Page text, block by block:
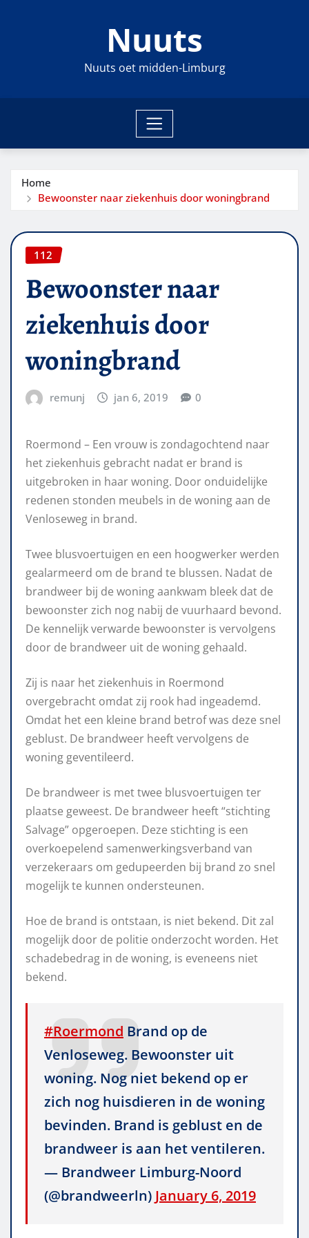
Nuuts
Nuuts oet midden-Limburg
Home
Bewoonster naar ziekenhuis door woningbrand
112
Bewoonster naar
ziekenhuis door
woningbrand
remunj jan 6, 2019 0
Roermond – Een vrouw is zondagochtend naar
het ziekenhuis gebracht nadat er brand is
uitgebroken in haar woning. Door onduidelijke
redenen stonden meubels in de woning aan de
Venloseweg in brand.
Twee blusvoertuigen en een hoogwerker werden
gealarmeerd om de brand te blussen. Nadat de
brandweer bij de woning aankwam bleek dat de
bewoonster zich nog nabij de vuurhaard bevond.
De kennelijk verwarde bewoonster is vervolgens
door de brandweer uit de woning gehaald.
Zij is naar het ziekenhuis in Roermond
overgebracht omdat zij rook had ingeademd.
Omdat het een kleine brand betrof was deze snel
geblust. De brandweer heeft vervolgens de
woning geventileerd.
De brandweer is met twee blusvoertuigen ter
plaatse geweest. De brandweer heeft “stichting
Salvage” opgeroepen. Deze stichting is een
overkoepelend samenwerkingsverband van
verzekeraars om gedupeerden bij brand zo snel
mogelijk te kunnen ondersteunen.
Hoe de brand is ontstaan, is niet bekend. Dit zal
mogelijk door de politie onderzocht worden. Het
schadebedrag in de woning, is eveneens niet
bekend.​
#Roermond Brand op de
Venloseweg. Bewoonster uit
woning. Nog niet bekend op er
zich nog huisdieren in de woning
bevinden. Brand is geblust en de
brandweer is aan het ventileren.
— Brandweer Limburg-Noord
(@brandweerln) January 6, 2019